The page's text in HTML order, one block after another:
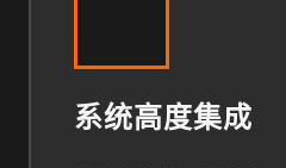
系统高度集成